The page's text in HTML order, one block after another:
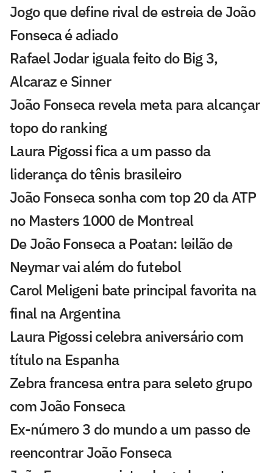
Jogo que define rival de estreia de João
Fonseca é adiado
Rafael Jodar iguala feito do Big 3,
Alcaraz e Sinner
João Fonseca revela meta para alcançar
topo do ranking
Laura Pigossi fica a um passo da
liderança do tênis brasileiro
João Fonseca sonha com top 20 da ATP
no Masters 1000 de Montreal
De João Fonseca a Poatan: leilão de
Neymar vai além do futebol
Carol Meligeni bate principal favorita na
final na Argentina
Laura Pigossi celebra aniversário com
título na Espanha
Zebra francesa entra para seleto grupo
com João Fonseca
Ex-número 3 do mundo a um passo de
reencontrar João Fonseca